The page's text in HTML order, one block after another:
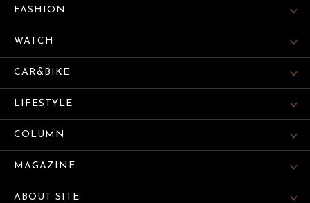
FASHION
WATCH
CAR&BIKE
LIFESTYLE
COLUMN
MAGAZINE
ABOUT SITE